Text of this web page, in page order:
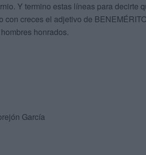
Y termino estas líneas para decirte
con creces el adjetivo de
honrados.
García